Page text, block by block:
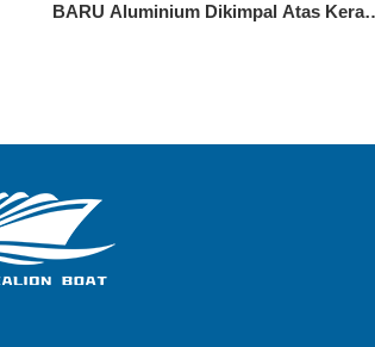
BARU Aluminium Dikimpal Atas Keras